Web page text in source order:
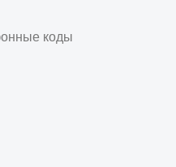
коды